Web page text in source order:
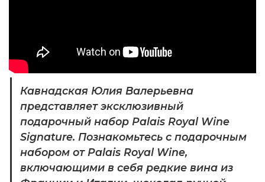
Кавнадская Юлия Валерьевна
представляет эксклюзивный
подарочный набор Palais Royal Wine
Signature. Познакомьтесь с подарочным
набором от Palais Royal Wine,
включающими в себя редкие вина из